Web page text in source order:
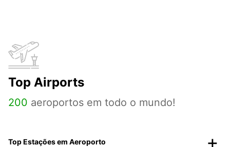
Top Airports
200 aeroportos em todo o mundo!
Top Estações em Aeroporto